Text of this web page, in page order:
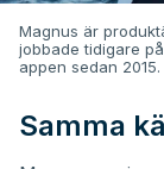
Magnus är
jobbade tidigare
appen sedan 2015.
Samma